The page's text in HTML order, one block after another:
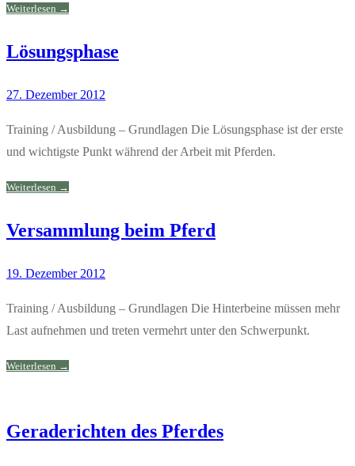
Weiterlesen →
Lösungsphase
27. Dezember 2012
Training / Ausbildung – Grundlagen Die Lösungsphase ist der erste
und wichtigste Punkt während der Arbeit mit Pferden.
Weiterlesen →
Versammlung beim Pferd
19. Dezember 2012
Training / Ausbildung – Grundlagen Die Hinterbeine müssen mehr
Last aufnehmen und treten vermehrt unter den Schwerpunkt.
Weiterlesen →
Geraderichten des Pferdes